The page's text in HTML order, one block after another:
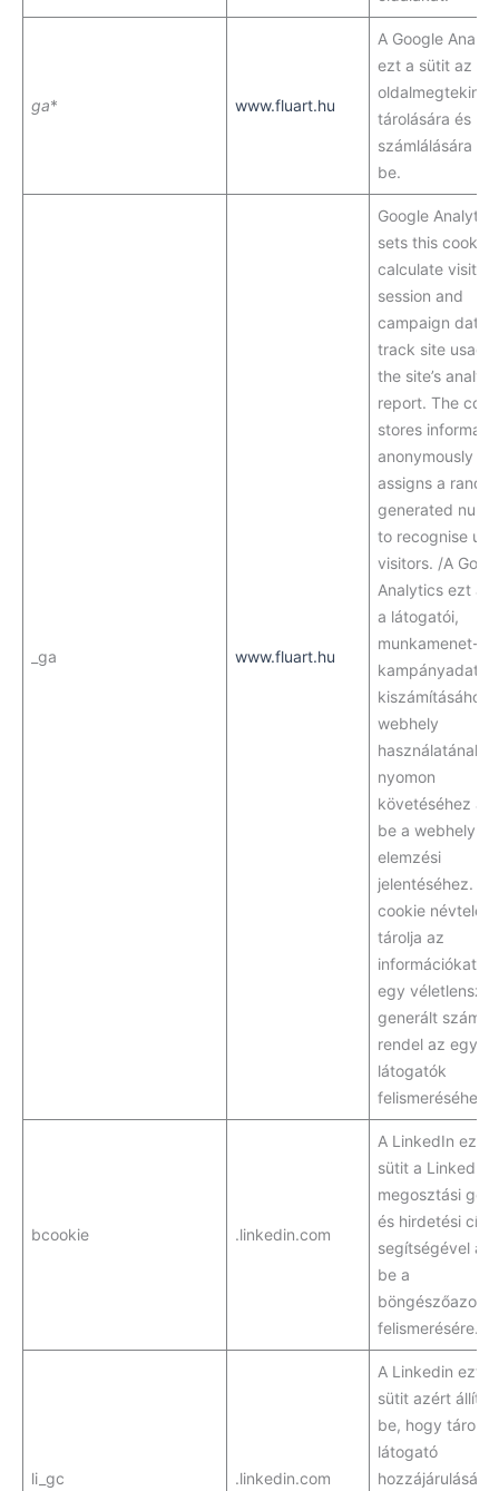
ga* www.fluart.hu
A Google
ezt a sütit az
tárolására és
számlálására
be.
_ga www.fluart.hu
Google Analytics
sets this cookie
calculate visitor,
session and
campaign data
track site usage
the site’s
report. The
stores
anonymously
assigns a
generated
to recognise
visitors. /A
Analytics ezt a
a látogatói,
munkamenet- és
kampányadatok
kiszámításához
webhely
használatának
nyomon
követéséhez
be a webhely
elemzési
jelentéséhez. A
cookie
tárolja az
információkat,
egy
generált számot
rendel az egyedi
látogatók
felismeréséhez.
bcookie .linkedin.com
A LinkedIn ezt a
sütit a LinkedIn
megosztási
és hirdetési
segítségével
be a
felismerésére.
li_gc .linkedin.com
A Linkedin ezt a
sütit azért
be, hogy tárolja
látogató
hozzájárulását a